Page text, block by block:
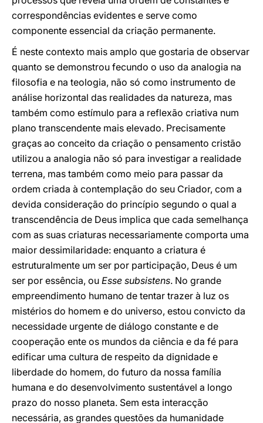
correspondências evidentes e serve como
componente essencial da criação permanente.
É neste contexto mais amplo que gostaria de observar
quanto se demonstrou fecundo o uso da analogia na
filosofia e na teologia, não só como instrumento de
análise horizontal das realidades da natureza, mas
também como estímulo para a reflexão criativa num
plano transcendente mais elevado. Precisamente
graças ao conceito da criação o pensamento cristão
utilizou a analogia não só para investigar a realidade
terrena, mas também como meio para passar da
ordem criada à contemplação do seu Criador, com a
devida consideração do princípio segundo o qual a
transcendência de Deus implica que cada semelhança
com as suas criaturas necessariamente comporta uma
maior dessimilaridade: enquanto a criatura é
estruturalmente um ser por participação, Deus é um
ser por essência, ou Esse subsistens. No grande
empreendimento humano de tentar trazer à luz os
mistérios do homem e do universo, estou convicto da
necessidade urgente de diálogo constante e de
cooperação ente os mundos da ciência e da fé para
edificar uma cultura de respeito da dignidade e
liberdade do homem, do futuro da nossa família
humana e do desenvolvimento sustentável a longo
prazo do nosso planeta. Sem esta interacção
necessária, as grandes questões da humanidade